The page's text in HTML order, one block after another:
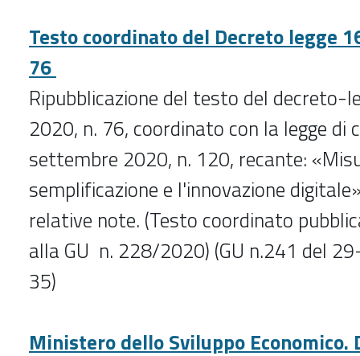
Testo coordinato del Decreto legge
76
Ripubblicazione del testo del decreto-
2020, n. 76, coordinato con la legge di
settembre 2020, n. 120, recante:
semplificazione e l'innovazione
relative note. (Testo coordinato
alla GU n. 228/2020) (GU n.241 del
35)
Ministero dello Sviluppo Economico.